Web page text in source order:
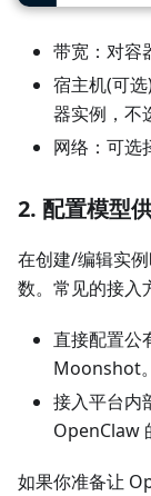
带宽：对容
宿主机(可
器实例，不
网络：可选
2. 配置模型
在创建/编辑实
数。常见的接入
直接配置公
Moonshot。
接入平台内
OpenClaw
如果你准备让